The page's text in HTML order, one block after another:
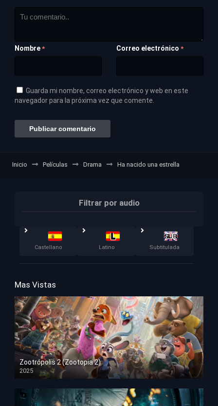
Nombre * Correo electrónico *
Guarda mi nombre, correo electrónico y web en este
navegador para la próxima vez que comente.
Inicio Películas Drama Ha nacido una estrella
Filtrar por audio
Castellano Latino Subtitulada
Mas Vistas
Zootrópolis 2 (Zootopia 2)
2025
HD 1080p